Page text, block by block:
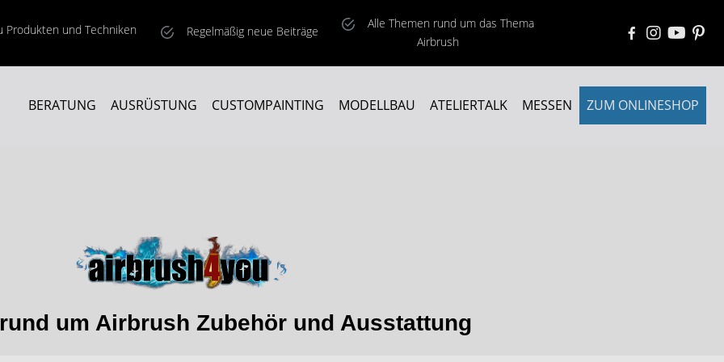
Produkten und Techniken Regelmäßig neue Beiträge
Alle Themen rund um das Thema
Airbrush
BERATUNG AUSRÜSTUNG CUSTOMPAINTING MODELLBAU ATELIERTALK MESSEN ZUM ONLINESHOP
um Airbrush Zubehör und Ausstattung